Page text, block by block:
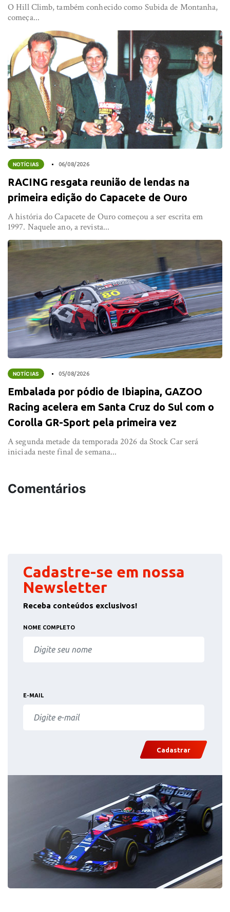
O Hill Climb, também conhecido como Subida de Montanha,
começa...
NOTÍCIAS 06/08/2026
RACING resgata reunião de lendas na
primeira edição do Capacete de Ouro
A história do Capacete de Ouro começou a ser escrita em
1997. Naquele ano, a revista...
NOTÍCIAS 05/08/2026
Embalada por pódio de Ibiapina, GAZOO
Racing acelera em Santa Cruz do Sul com o
Corolla GR-Sport pela primeira vez
A segunda metade da temporada 2026 da Stock Car será
iniciada neste final de semana...
Comentários
Cadastre-se em nossa
Newsletter
Receba conteúdos exclusivos!
NOME COMPLETO
E-MAIL
Cadastrar